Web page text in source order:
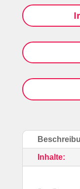
Inhalte:
Hallo! 👋 Ich bin
ver.di Thüringen